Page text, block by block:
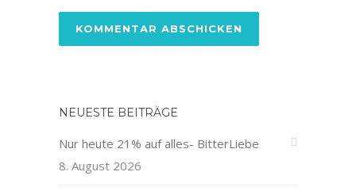
NEUESTE BEITRÄGE
Nur heute 21% auf alles- BitterLiebe
8. August 2026